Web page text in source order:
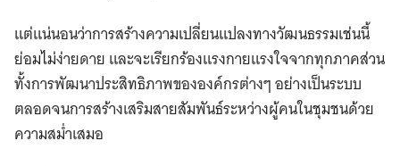
แต่แน่นอนว่าการสร้างความเปลี่ยนแปลงทางวัฒนธรรมเช่นนี้
ย่อมไม่ง่ายดาย และจะเรียกร้องแรงกายแรงใจจากทุกภาคส่วน
ทั้งการพัฒนาประสิทธิภาพขององค์กรต่างๆ อย่างเป็นระบบ
ตลอดจนการสร้างเสริมสายสัมพันธ์ระหว่างผู้คนในชุมชนด้วย
ความสม่ำเสมอ